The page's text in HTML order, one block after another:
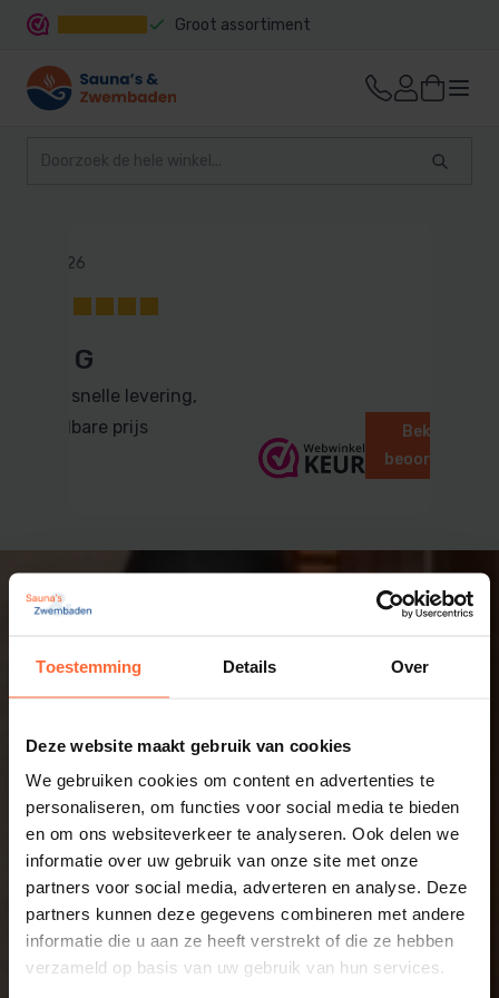
Toestemming Details Over
Deze website maakt gebruik van cookies
We gebruiken cookies om content en advertenties te
personaliseren, om functies voor social media te bieden
en om ons websiteverkeer te analyseren. Ook delen we
informatie over uw gebruik van onze site met onze
partners voor social media, adverteren en analyse. Deze
partners kunnen deze gegevens combineren met andere
informatie die u aan ze heeft verstrekt of die ze hebben
verzameld op basis van uw gebruik van hun services.
Groot assortiment
mei 2026
G
snelle levering,
prijs
Bekijk alle
beoordelingen